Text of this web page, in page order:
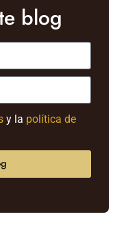
blog
y la política de